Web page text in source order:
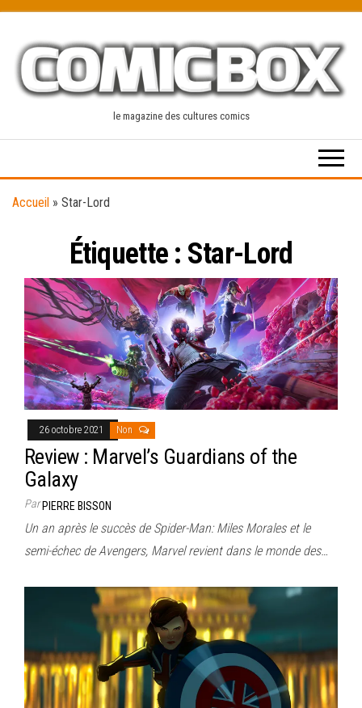
content
le magazine des cultures comics
Accueil » Star-Lord
Étiquette : Star-Lord
26 octobre 2021 Non
Review : Marvel’s Guardians of the
Galaxy
ParPIERRE BISSON
Un an après le succès de Spider-Man: Miles Morales et le
semi-échec de Avengers, Marvel revient dans le monde des…